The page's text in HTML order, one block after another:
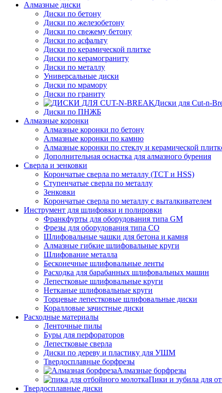
Алмазные диски
Диски по бетону
Диски по железобетону
Диски по свежему бетону
Диски по асфальту
Диски по керамической плитке
Диски по керамограниту
Диски по металлу
Универсальные диски
Диски по мрамору
Диски по граниту
Диски для Cut-n-
Диски по ПНЖБ
Алмазные коронки
Алмазные коронки по бетону
Алмазные коронки по камню
Алмазные коронки по стеклу и керамической
Дополнительная оснастка для алмазного бурения
Сверла и зенковки
Корончатые сверла по металлу (TCT и HSS)
Ступенчатые сверла по металлу
Зенковки
Корончатые сверла по металлу c выталкивателем
Инструмент для шлифовки и полировки
Франкфурты для оборудования типа GM
Фрезы для оборудования типа СО
Шлифовальные чашки для бетона и камня
Алмазные гибкие шлифовальные круги
Шлифование металла
Бесконечные шлифовальные ленты
Расходка для барабанных шлифовальных машин
Лепестковые шлифовальные круги
Нетканые шлифовальные круги
Торцевые лепестковые шлифовальные диски
Коралловые зачистные диски
Расходные материалы
Ленточные пилы
Буры для перфораторов
Лепестковые сверла
Диски по дереву и пластику для УШМ
Твердосплавные борфрезы
Алмазные борфрезы
Пики и зубила для
Твердосплавные диски